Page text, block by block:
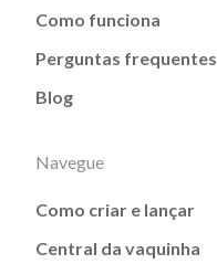
Como funciona
Perguntas frequentes
Blog
Navegue
Como criar e lançar
Central da vaquinha